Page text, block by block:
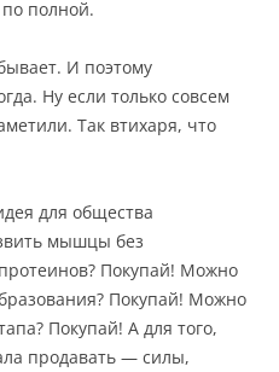
полной.
И поэтому
Ну если только совсем
Так втихаря, что
для общества
мышцы без
Покупай! Можно
Покупай! Можно
Покупай! А для того,
продавать — силы,